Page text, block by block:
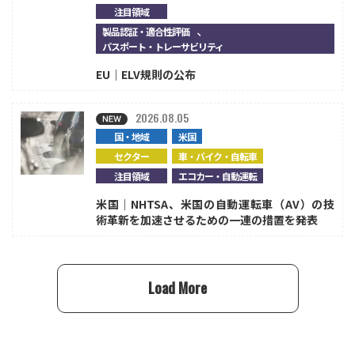
注目領域
製品認証・適合性評価 、
パスポート・トレーサビリティ
EU｜ELV規則の公布
国・地域
米国
セクター
車・バイク・自転車
注目領域
エコカー・自動運転
2026.08.05
米国｜NHTSA、米国の自動運転車（AV）の技
術革新を加速させるための一連の措置を発表
Load More